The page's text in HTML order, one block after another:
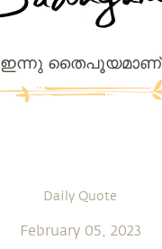
ഇന്നു തൈപൂയമാണ്
Daily Quote
February 05, 2023